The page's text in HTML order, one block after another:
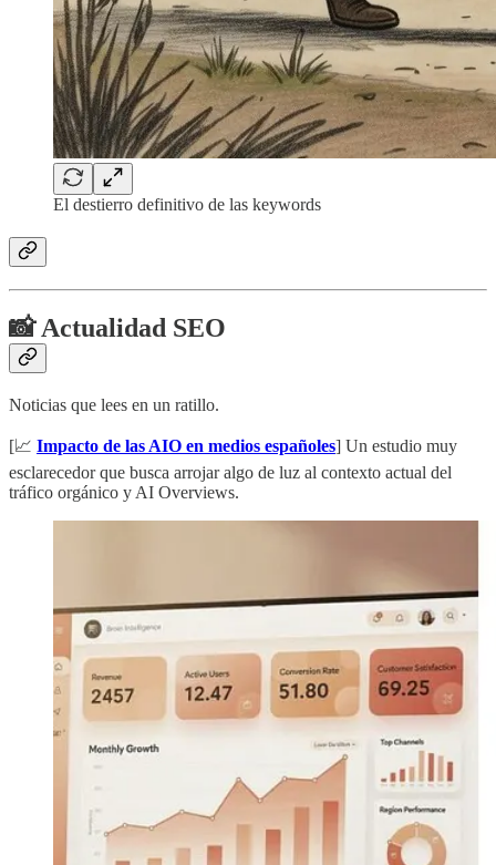
El destierro definitivo de las keywords
📸 Actualidad SEO
Noticias que lees en un ratillo.
[📈 Impacto de las AIO en medios españoles] Un estudio muy
esclarecedor que busca arrojar algo de luz al contexto actual del
tráfico orgánico y AI Overviews.